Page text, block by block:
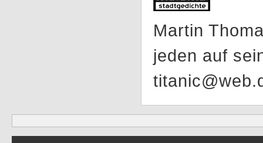
Martin
jeden auf